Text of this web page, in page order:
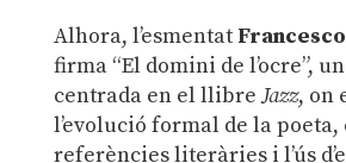
Alhora, l’esmentat
firma “El domini de l’ocre”,
centrada en el llibreJazz, on
l’evolució formal de la poeta,
referències literàries i l’ús